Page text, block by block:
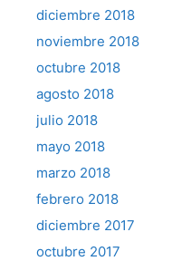
diciembre 2018
noviembre 2018
octubre 2018
agosto 2018
julio 2018
mayo 2018
marzo 2018
febrero 2018
diciembre 2017
octubre 2017